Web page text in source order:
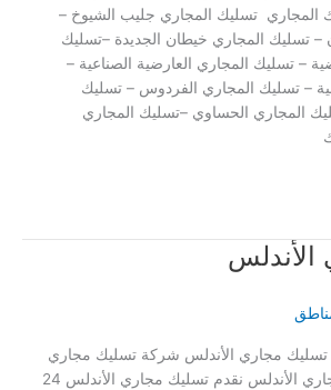
المجاري تسليك المجاري جليب الشيوخ –
تسليك المجاري خيطان الجديدة –تسليك
– تسليك المجاري العارضية الصناعية –
– تسليك المجاري الفردوس – تسليك
المجاري الحساوي –تسليك المجاري
تسليك مجاري الأندلس شركة تسليك مجاري
الأندلس فني تسليك مجاري الأندلس نقدم تسليك مجاري الأندلس 24